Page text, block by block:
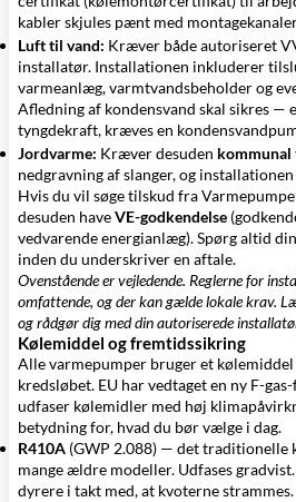
kabler skjules pænt med
Luft til vand: Kræver både autoriseret
installatør. Installationen inkluderer
varmeanlæg, varmtvandsbeholder og
Afledning af kondensvand skal sikres —
tyngdekraft, kræves en
Jordvarme: Kræver desuden kommunal
nedgravning af slanger, og
Hvis du vil søge tilskud fra
desuden haveVE-godkendelse
vedvarende energianlæg). Spørg altid
inden du underskriver en aftale.
Ovenstående er vejledende. Reglerne for
omfattende, og der kan gælde lokale krav.
og rådgør dig med din autoriserede
Kølemiddel og fremtidssikring
Alle varmepumper bruger et
kredsløbet. EU har vedtaget en ny F-
udfaser kølemidler med høj
betydning for, hvad du bør vælge i dag.
R410A (GWP 2.088) — det traditionelle
mange ældre modeller. Udfases
dyrere i takt med, at kvoterne strammes.